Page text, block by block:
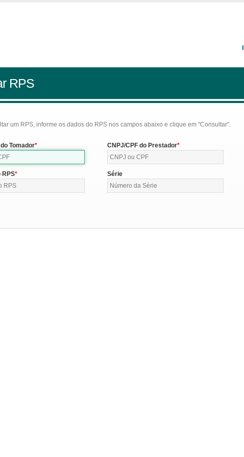
RPS
um RPS, informe os dados do RPS nos campos abaixo e clique em "Consultar".
Tomador CNPJ/CPF do Prestador
RPS Série